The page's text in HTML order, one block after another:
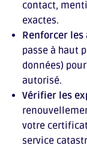
contact,
exactes.
Renforcer les
passe à haut
données)
autorisé.
Vérifier les
votre
service